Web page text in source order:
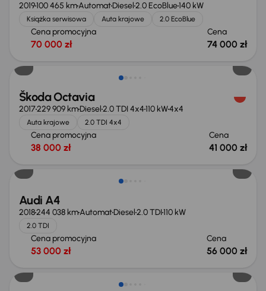
2019100 465 kmAutomatDiesel2.0 EcoBlue140 kW
Książka serwisowa Auta krajowe 2.0 EcoBlue
Cena promocyjna
70 000 zł
Cena
74 000 zł
Škoda Octavia
2017229 909 kmDiesel2.0 TDI 4x4110 kW4x4
Auta krajowe 2.0 TDI 4x4
Cena promocyjna
38 000 zł
Cena
41 000 zł
Możliwość odliczenia VAT
Audi A4
2018244 038 kmAutomatDiesel2.0 TDI110 kW
2.0 TDI
Cena promocyjna
53 000 zł
Cena
56 000 zł
Taniej o 1 000 zł